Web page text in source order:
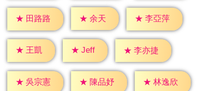
★ 田路路 ★ 余天 ★ 李亞萍
★ 王凱 ★ Jeff ★ 李亦捷
★ 吳宗憲 ★ 陳品妤 ★ 林逸欣